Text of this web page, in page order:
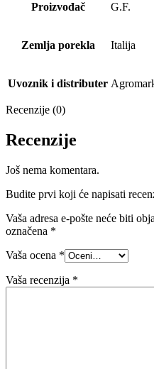
Proizvođač G.F.
Zemlja porekla Italija
Uvoznik i distributer
Recenzije (0)
Recenzije
Još nema komentara.
Budite prvi koji će napisati
Vaša adresa e-pošte neće biti
označena *
Vaša ocena *
Vaša recenzija *